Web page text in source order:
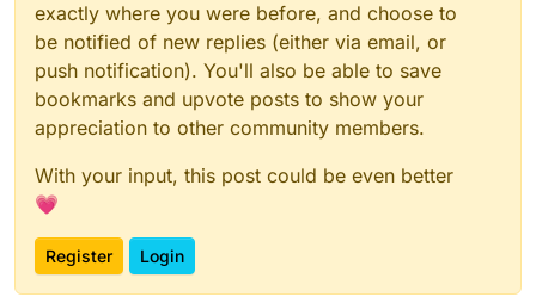
exactly where you were before, and choose to
be notified of new replies (either via email, or
push notification). You'll also be able to save
bookmarks and upvote posts to show your
appreciation to other community members.
With your input, this post could be even better
💗
Register Login